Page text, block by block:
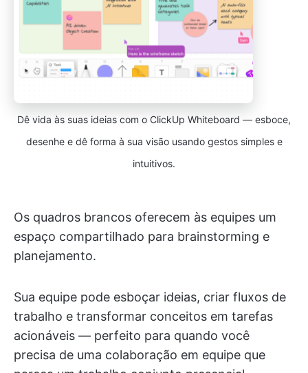
Dê vida às suas ideias com o ClickUp Whiteboard — esboce,
desenhe e dê forma à sua visão usando gestos simples e
intuitivos.
Os quadros brancos oferecem às equipes um
espaço compartilhado para brainstorming e
planejamento.
Sua equipe pode esboçar ideias, criar fluxos de
trabalho e transformar conceitos em tarefas
acionáveis — perfeito para quando você
precisa de uma colaboração em equipe que